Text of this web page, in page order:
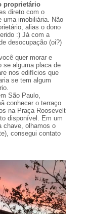
proprietário
direto com o
uma imobiliária. Não
alias o dono
:) Já com a
desocupação (oi?)
quer morar e
se alguma placa de
nos edifícios que
se tem algum
São Paulo,
conhecer o terraço
na Praça Roosevelt
disponível. Em um
chave, olhamos o
consegui contato